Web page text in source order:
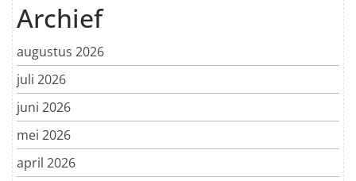
Archief
augustus 2026
juli 2026
juni 2026
mei 2026
april 2026